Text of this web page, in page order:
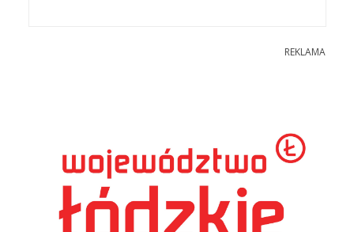
REKLAMA